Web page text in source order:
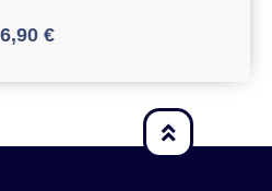
6,90 €